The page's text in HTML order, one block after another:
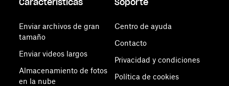
Características
Enviar archivos de gran
tamaño
Enviar videos largos
Almacenamiento de fotos
en la nube
Soporte
Centro de ayuda
Contacto
Privacidad y condiciones
Política de cookies